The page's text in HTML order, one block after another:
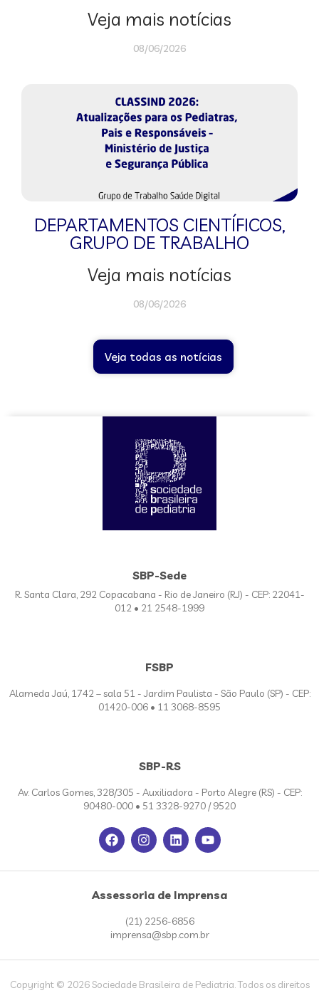
Veja mais notícias
08/06/2026
DEPARTAMENTOS CIENTÍFICOS,
GRUPO DE TRABALHO
Veja mais notícias
08/06/2026
Veja todas as notícias
SBP-Sede
R. Santa Clara, 292 Copacabana - Rio de Janeiro (RJ) - CEP: 22041-
012 • 21 2548-1999
FSBP
Alameda Jaú, 1742 – sala 51 - Jardim Paulista - São Paulo (SP) - CEP:
01420-006 • 11 3068-8595
SBP-RS
Av. Carlos Gomes, 328/305 - Auxiliadora - Porto Alegre (RS) - CEP:
90480-000 • 51 3328-9270 / 9520
Assessoria de Imprensa
(21) 2256-6856
imprensa@sbp.com.br
Copyright © 2026 Sociedade Brasileira de Pediatria. Todos os direitos